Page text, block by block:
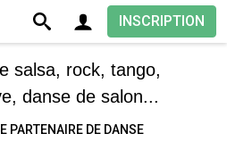
INSCRIPTION
salsa, rock, tango,
danse de salon...
PARTENAIRE DE DANSE